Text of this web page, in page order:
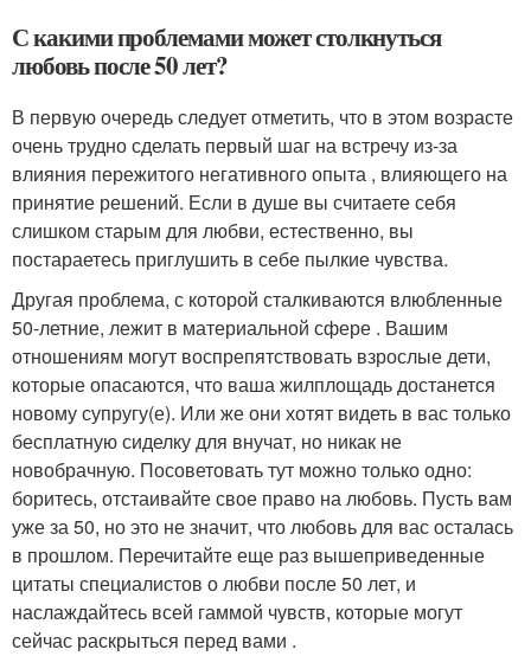
С какими проблемами может столкнуться
любовь после 50 лет?
В первую очередь следует отметить, что в этом возрасте
очень трудно сделать первый шаг на встречу из-за
влияния пережитого негативного опыта , влияющего на
принятие решений. Если в душе вы считаете себя
слишком старым для любви, естественно, вы
постараетесь приглушить в себе пылкие чувства.
Другая проблема, с которой сталкиваются влюбленные
50-летние, лежит в материальной сфере . Вашим
отношениям могут воспрепятствовать взрослые дети,
которые опасаются, что ваша жилплощадь достанется
новому супругу(е). Или же они хотят видеть в вас только
бесплатную сиделку для внучат, но никак не
новобрачную. Посоветовать тут можно только одно:
боритесь, отстаивайте свое право на любовь. Пусть вам
уже за 50, но это не значит, что любовь для вас осталась
в прошлом. Перечитайте еще раз вышеприведенные
цитаты специалистов о любви после 50 лет, и
наслаждайтесь всей гаммой чувств, которые могут
сейчас раскрыться перед вами .